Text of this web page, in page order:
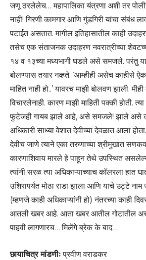
जणू ठरलेलेच… महापालिका यंत्रणा अशी तर
नाही! गिरणी कामगार आणि गुंडगिरी यांचा संबंध
पटाईत असतात. मागील इतिहासातील काही
तसेच एक संताजनक उदाहरण नवरात्रीच्या
१४ व १३च्या मध्यभागी घडले असे समजले. परंतु
बोलण्यास तयार नव्हते. ‘आम्हीही असेच काहीसे
माहित नाही हो..’ यावरच माझी बोलवण झाली.
विचारलेनाही. कारण माझी माहिती पक्की होती.
फुटेजही गायब झाले आहे, असे समजले! झाले असे
अधिकारी साध्या वेशात देवीच्या देवळात आला
देवीच जाणे त्याने एका तरुणाच्या श्रीमुखात
कारणाशिवाय मारले हे पाहून तेथे उपस्थित
त्यांनी सरळ त्या अधिकाऱ्याच्याच कॉलरला हात
उशिरापर्यंत मोठा राडा झाला आणि याचे उट्टे नाम
(म्हणजे काही अधिकाऱ्यांनी हो) नंतरच्या काही
आतली खबर आहे. आता खबर आतील गोटातील
पाहवी लागणारच… मिलेंगे ब्रेक के बाद…
छायाचित्र मांडणीःप्रवीण वराडकर